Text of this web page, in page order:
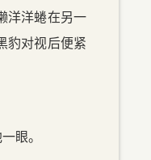
洋洋蜷在另一
豹对视后便紧
眼。